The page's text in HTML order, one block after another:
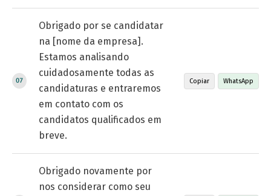
Obrigado por se candidatar
na [nome da empresa].
Estamos analisando
cuidadosamente todas as
candidaturas e entraremos
em contato com os
candidatos qualificados em
breve.
Copiar WhatsApp
Obrigado novamente por
nos considerar como seu